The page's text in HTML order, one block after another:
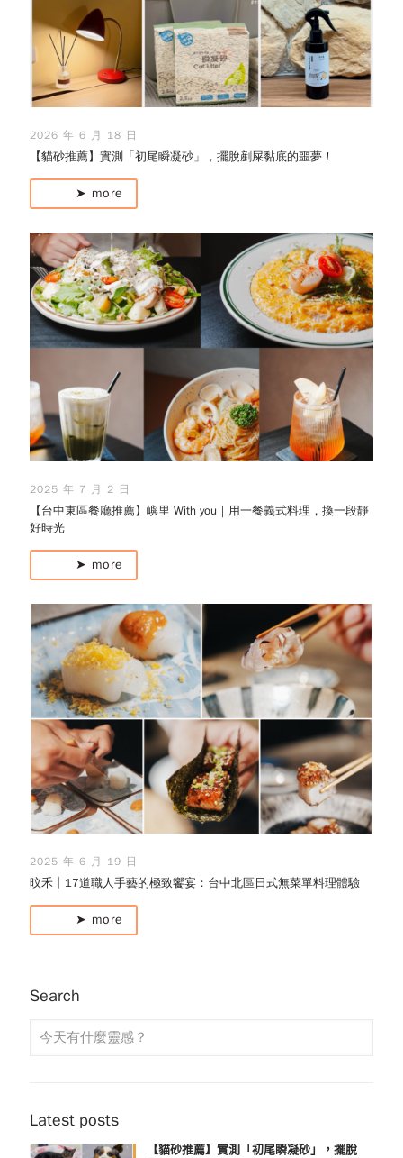
2026 年 6 月 18 日
【貓砂推薦】實測「初尾瞬凝砂」，擺脫剷屎黏底的噩夢！
➤ more
2025 年 7 月 2 日
【台中東區餐廳推薦】嶼里 With you｜用一餐義式料理，換一段靜
好時光
➤ more
2025 年 6 月 19 日
旼禾│17道職人手藝的極致饗宴：台中北區日式無菜單料理體驗
➤ more
Search
Latest posts
【貓砂推薦】實測「初尾瞬凝砂」，擺脫